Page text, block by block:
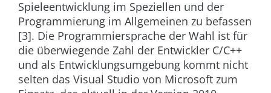
Spieleentwicklung im Speziellen und der
Programmierung im Allgemeinen zu befassen
[3]. Die Programmiersprache der Wahl ist für
die überwiegende Zahl der Entwickler C/C++
und als Entwicklungsumgebung kommt nicht
selten das Visual Studio von Microsoft zum